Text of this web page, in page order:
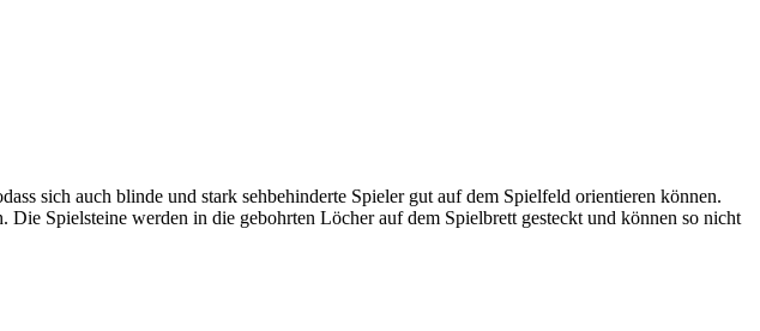
sich auch blinde und stark sehbehinderte Spieler gut auf dem Spielfeld orientieren können.
Spielsteine werden in die gebohrten Löcher auf dem Spielbrett gesteckt und können so nicht